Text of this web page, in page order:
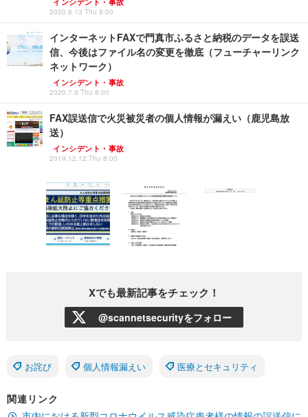
2020.8.13 Thu 8:00
インターネットFAXで門真市ふるさと納税のデータを誤送
信、今後はファイル名の変更を徹底（フューチャーリンク
ネットワーク）
インシデント・事故
2020.7.9 Thu 8:00
FAX誤送信で火災被災者の個人情報が漏えい（鹿児島放
送）
インシデント・事故
2019.12.12 Thu 8:00
Xでも最新記事をチェック！
@scannetsecurityをフォロー
お詫び 個人情報漏えい 医療とセキュリティ
関連リンク